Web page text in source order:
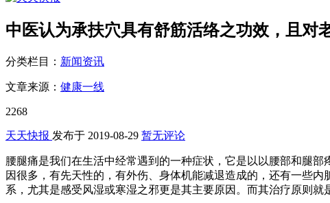
中医认为承扶穴具有舒筋活络之功效，且对
分类栏目： 新闻资讯
文章来源： 健康一线
2268
天天快报 发布于 2019-08-29 暂无评论
腰腿痛是我们在生活中经常遇到的一种症状，它是以以腰部和腿
因很多，有先天性的，有外伤、身体机能减退造成的，还有一些
系，尤其是感受风湿或寒湿之邪更是其主要原因。而其治疗原则